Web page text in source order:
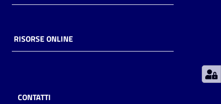
Decentrate
RISORSE ONLINE
CONTATTI